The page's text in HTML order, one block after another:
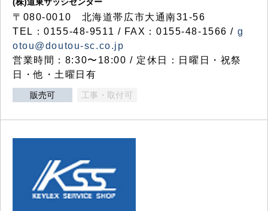
〒080-0010 北海道帯広市大通南31-56
TEL：0155-48-9511 / FAX：0155-48-1566 / g
otou@doutou-sc.co.jp
営業時間：8:30〜18:00 / 定休日：日曜日・祝祭
日・他・土曜日有
販売可 工事・取付可